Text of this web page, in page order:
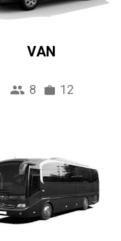
VAN
8 12